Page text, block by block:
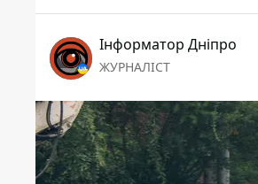
Інформатор Дніпро
ЖУРНАЛІСТ